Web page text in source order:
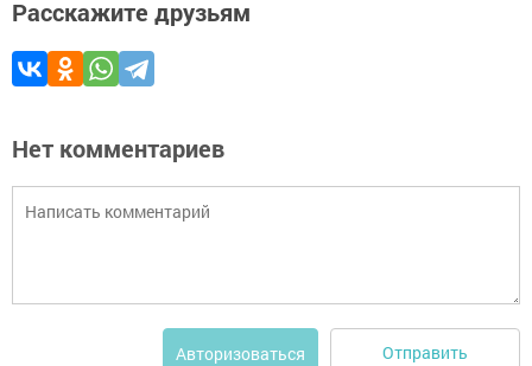
Расскажите друзьям
Нет комментариев
Авторизоваться Отправить